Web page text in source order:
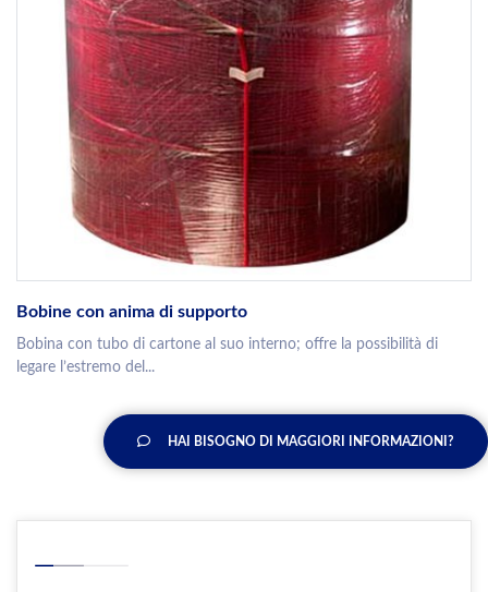
Bobine con anima di supporto
Bobina con tubo di cartone al suo interno; offre la possibilità di
legare l’estremo del...
HAI BISOGNO DI MAGGIORI INFORMAZIONI?